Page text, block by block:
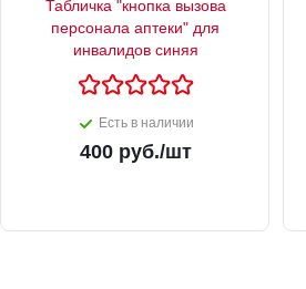
Табличка "кнопка вызова
персонала аптеки" для
инвалидов синяя
Есть в наличии
400руб./шт